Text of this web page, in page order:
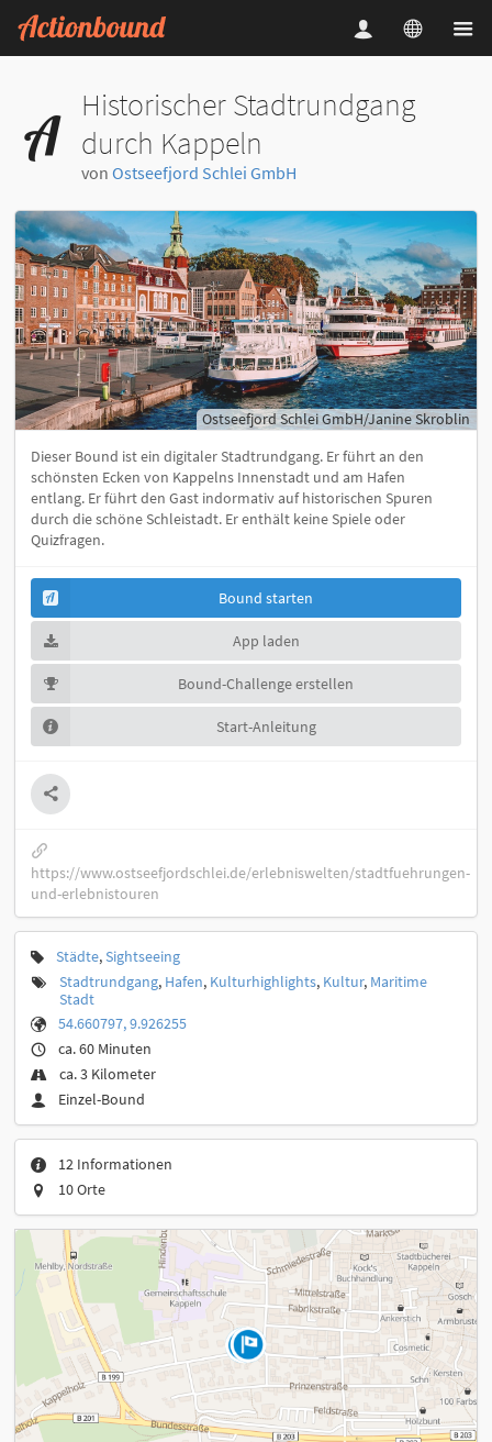
Historischer Stadtrundgang
durch Kappeln
von Ostseefjord Schlei GmbH
Ostseefjord Schlei GmbH/Janine Skroblin
Dieser Bound ist ein digitaler Stadtrundgang. Er führt an den
schönsten Ecken von Kappelns Innenstadt und am Hafen
entlang. Er führt den Gast indormativ auf historischen Spuren
durch die schöne Schleistadt. Er enthält keine Spiele oder
Quizfragen.
Bound starten
App laden
Bound-Challenge erstellen
Start-Anleitung
https://www.ostseefjordschlei.de/erlebniswelten/stadtfuehrungen-
und-erlebnistouren
Städte,Sightseeing
Stadtrundgang, Hafen, Kulturhighlights, Kultur, Maritime
Stadt
54.660797, 9.926255
ca. 60 Minuten
ca. 3 Kilometer
Einzel-Bound
12 Informationen
10 Orte